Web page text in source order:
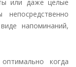
или даже целые
напоминаний,
когда